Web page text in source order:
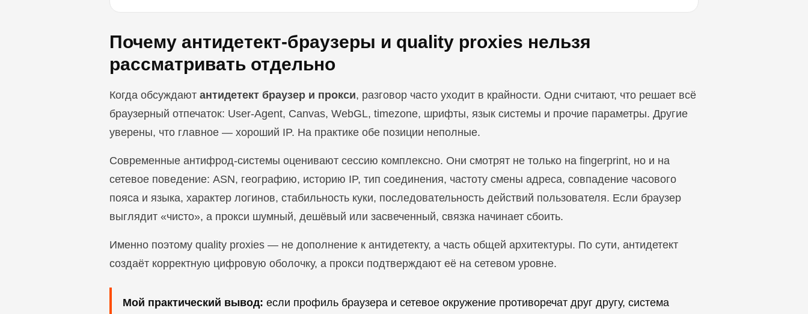
Почему антидетект-браузеры и quality proxies нельзя
рассматривать отдельно
Когда обсуждают антидетект браузер и прокси, разговор часто уходит в крайности. Одни считают, что решает всё
браузерный отпечаток: User-Agent, Canvas, WebGL, timezone, шрифты, язык системы и прочие параметры. Другие
уверены, что главное — хороший IP. На практике обе позиции неполные.
Современные антифрод-системы оценивают сессию комплексно. Они смотрят не только на fingerprint, но и на
сетевое поведение: ASN, географию, историю IP, тип соединения, частоту смены адреса, совпадение часового
пояса и языка, характер логинов, стабильность куки, последовательность действий пользователя. Если браузер
выглядит «чисто», а прокси шумный, дешёвый или засвеченный, связка начинает сбоить.
Именно поэтому quality proxies — не дополнение к антидетекту, а часть общей архитектуры. По сути, антидетект
создаёт корректную цифровую оболочку, а прокси подтверждают её на сетевом уровне.
Мой практический вывод: если профиль браузера и сетевое окружение противоречат друг другу, система